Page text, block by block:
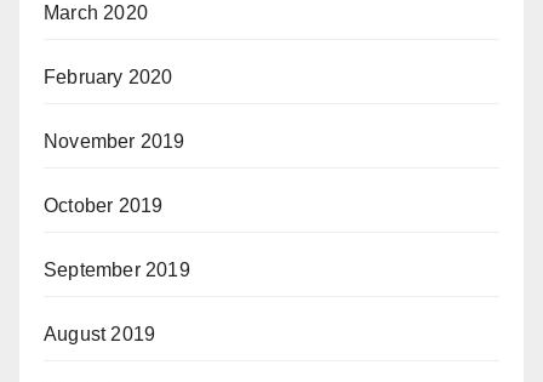
March 2020
February 2020
November 2019
October 2019
September 2019
August 2019